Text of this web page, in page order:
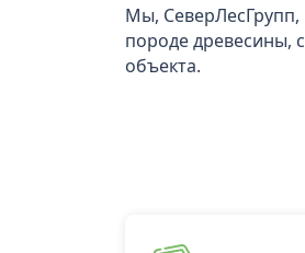
Мы,
породе древесины,
объекта.